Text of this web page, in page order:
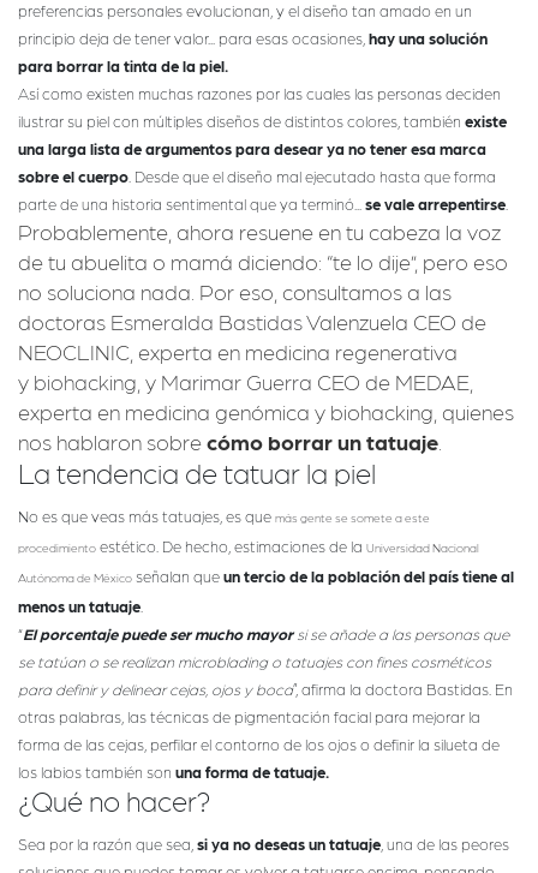
preferencias personales evolucionan, y el diseño tan amado en un
principio deja de tener valor... para esas ocasiones, hay una solución
para borrar la tinta de la piel.
Así como existen muchas razones por las cuales las personas deciden
ilustrar su piel con múltiples diseños de distintos colores, también existe
una larga lista de argumentos para desear ya no tener esa marca
sobre el cuerpo . Desde que el diseño mal ejecutado hasta que forma
parte de una historia sentimental que ya terminó... se vale arrepentirse
Probablemente, ahora resuene en tu cabeza la voz
de tu abuelita o mamá diciendo: “te lo dije”, pero eso
no soluciona nada. Por eso, consultamos a las
doctoras Esmeralda BastidasValenzuela CEO de
NEOCLINIC, experta en medicina regenerativa
y biohacking, y Marimar Guerra CEO de MEDAE,
experta en medicina genómica y biohacking, quienes
nos hablaron sobrecómo borrar un tatuaje
La tendencia de tatuar la piel
No es que veas más tatuajes, es que más gente se somete a este
procedimiento estético. De hecho, estimaciones de la Universidad Nacional
Autónoma de México señalan que un tercio de la población del país tiene al
menos un tatuaje
“El porcentaje puede ser mucho mayorsi se añade a las personas que
se tatúan o se realizan microblading o tatuajes con fines cosméticos
para definir y delinear cejas, ojos y boca”, afirma la doctora Bastidas. En
otras palabras, las técnicas de pigmentación facial para mejorar la
forma de las cejas, perfilar el contorno de los ojos o definir la silueta de
los labios también son una forma de tatuaje.
¿Qué no hacer?
Sea por la razón que sea, si ya no deseas un tatuaje , una de las peores